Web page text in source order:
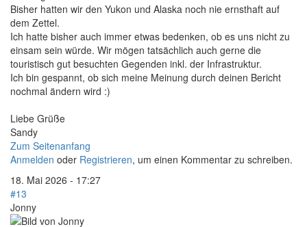
Bisher hatten wir den Yukon und Alaska noch nie ernsthaft auf
dem Zettel.
Ich hatte bisher auch immer etwas bedenken, ob es uns nicht zu
einsam sein würde. Wir mögen tatsächlich auch gerne die
touristisch gut besuchten Gegenden inkl. der Infrastruktur.
Ich bin gespannt, ob sich meine Meinung durch deinen Bericht
nochmal ändern wird :)
Liebe Grüße
Sandy
Zum Seitenanfang
Anmelden oder Registrieren, um einen Kommentar zu schreiben.
18. Mai 2026 - 17:27
#13
Jonny